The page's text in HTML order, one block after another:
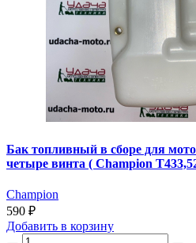
Бак топливный в сборе для
четыре винта ( Champion
Champion
590 ₽
Добавить в корзину